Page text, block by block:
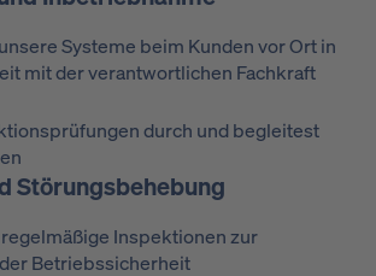
Systeme beim Kunden vor Ort in
mit der verantwortlichen Fachkraft
durch und begleitest
Störungsbehebung
Inspektionen zur
Betriebssicherheit